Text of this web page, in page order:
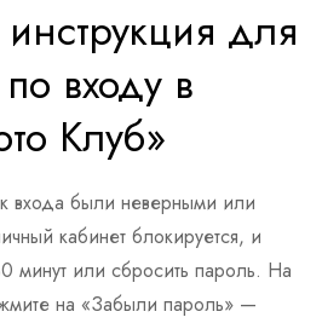
для
входу в
Клуб»
входа были неверными или
кабинет блокируется, и
минут или сбросить пароль. На
на «Забыли пароль» —